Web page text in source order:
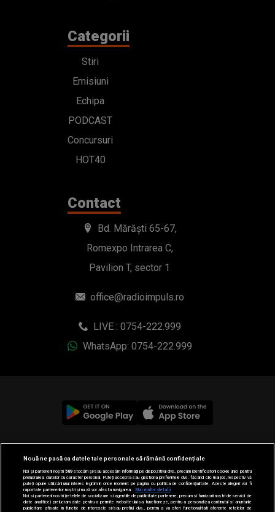
Categorii
Stiri
Emisiuni
Echipa
PODCAST
Concursuri
HOT40
Contact
Bd. Mărăști 65-67,
Romexpo Intrarea C,
Pavilion T, sector 1
office@radioimpuls.ro
LIVE : 0754-222.999
WhatsApp: 0754-222.999
© 2019-2026 DOGAN MEDIA INTERNATIONAL SA, Toate
drepturile rezervate.
Nouă ne pasă ca datele tale personale să rămână confidențiale
Noi și partenerii noștri589stocăm și/sau accesăm informații pe dispozitivul dvs., precum identificatorii cookie unici pentru
prelucrarea datelor cu caracter personal. Puteți accepta sau gestiona preferințele dvs. făcând clic mai jos, respectiv vă
puteți opune utilizării unui interes legitim în orice moment pe pagina cu politica de confidențialitate. Aceste alegeri vor fi
raportate partenerilor noștri și nu vă vor afecta navigarea.
Mai multe detalii
Noi si partenerii nostri (retelele de socializare si agentiile de publicitate partenere, precum si furnizorii nostri de servicii de
date analitice) prelucram date pentru a permite website-ului sa functioneze, pentru a personaliza continutul si anunturile
publicitare afisate in functie de interesele si/sau profilul dvs., pentru a va oferi functionalitati aferente retelelor de